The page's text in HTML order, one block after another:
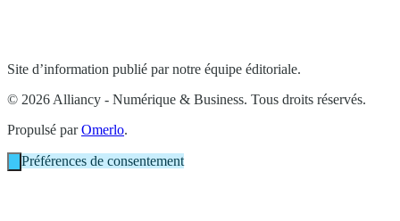
Site d’information publié par notre équipe éditoriale.
© 2026 Alliancy - Numérique & Business. Tous droits réservés.
Propulsé parOmerlo.
Préférences de consentement